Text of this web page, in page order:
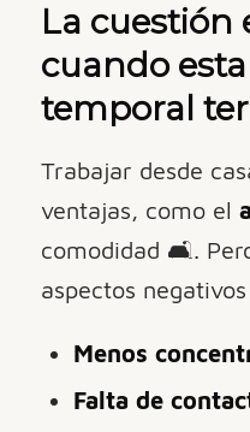
La cuestión
cuando
temporal
Trabajar desde
ventajas, como el
comodidad 🛋️.
aspectos
Menos
Falta de